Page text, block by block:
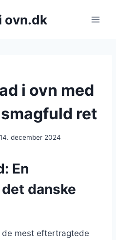
ovn.dk
i ovn med
ret
14. december 2024
En
danske
mest eftertragtede